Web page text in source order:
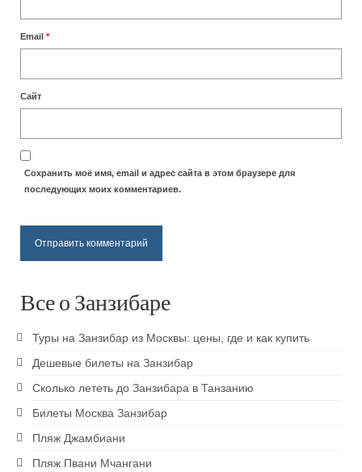
Пляж Матемве
Пляж Джамбиани
Пляж Пвани Мчангани
Паже пляж
Достопримечательности Занзибара
Кайтсерфинг на Занзибаре
Prison island — остров черепах
Ресторан на скале The Rock
Блю Сафари на Занзибаре
Email *
Сайт
Сохранить моё имя, email и адрес сайта в этом браузере для
последующих моих комментариев.
Все о Занзибаре
Туры на Занзибар из Москвы: цены, где и как купить
Дешевые билеты на Занзибар
Сколько лететь до Занзибара в Танзанию
Билеты Москва Занзибар
Пляж Джамбиани
Пляж Пвани Мчангани